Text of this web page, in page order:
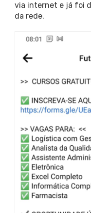
via internet e já foi
da rede.